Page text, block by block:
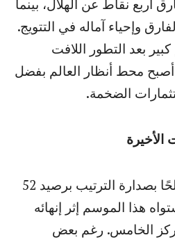
أربع نقاط عن الهلال، بينما
وإحياء آماله في التتويج.
بعد التطور اللافت
محط أنظار العالم بفضل
الضخمة.
يدخل الاتحاد اللقاء متسلحًا بصدارة الترتيب برصيد 52
هذا الموسم إثر إنهائه
الخامس. رغم بعض